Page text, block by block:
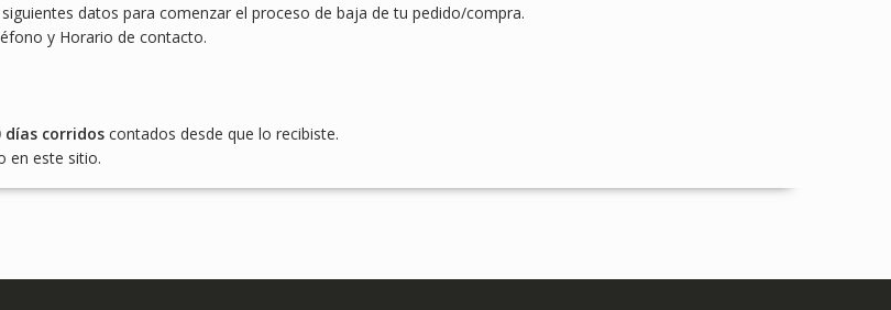
datos para comenzar el proceso de baja de tu pedido/compra.
y Horario de contacto.
días corridos contados desde que lo recibiste.
en este sitio.